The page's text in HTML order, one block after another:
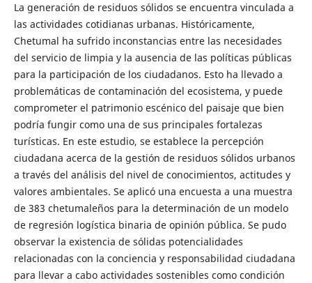
La generación de residuos sólidos se encuentra vinculada a
las actividades cotidianas urbanas. Históricamente,
Chetumal ha sufrido inconstancias entre las necesidades
del servicio de limpia y la ausencia de las políticas públicas
para la participación de los ciudadanos. Esto ha llevado a
problemáticas de contaminación del ecosistema, y puede
comprometer el patrimonio escénico del paisaje que bien
podría fungir como una de sus principales fortalezas
turísticas. En este estudio, se establece la percepción
ciudadana acerca de la gestión de residuos sólidos urbanos
a través del análisis del nivel de conocimientos, actitudes y
valores ambientales. Se aplicó una encuesta a una muestra
de 383 chetumaleños para la determinación de un modelo
de regresión logística binaria de opinión pública. Se pudo
observar la existencia de sólidas potencialidades
relacionadas con la conciencia y responsabilidad ciudadana
para llevar a cabo actividades sostenibles como condición